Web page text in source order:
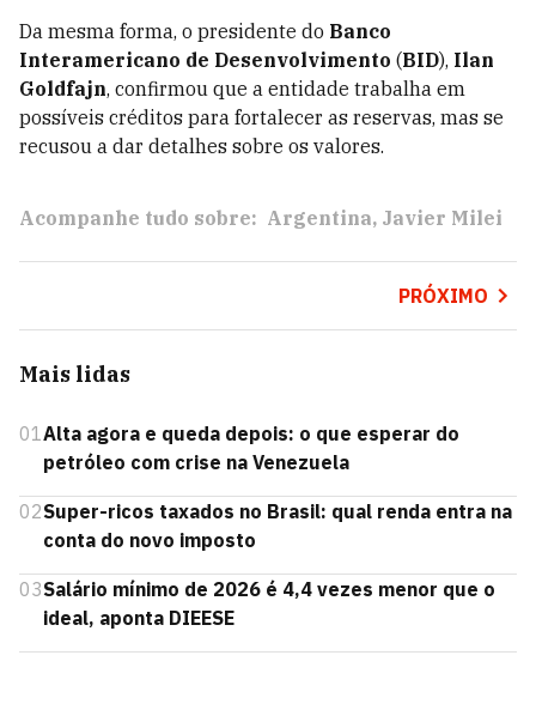
Da mesma forma, o presidente do Banco
Interamericano de Desenvolvimento (BID), Ilan
Goldfajn, confirmou que a entidade trabalha em
possíveis créditos para fortalecer as reservas, mas se
recusou a dar detalhes sobre os valores.
Acompanhe tudo sobre: Argentina Javier Milei
PRÓXIMO
Mais lidas
01 Alta agora e queda depois: o que esperar do
petróleo com crise na Venezuela
02Super-ricos taxados no Brasil: qual renda entra na
conta do novo imposto
03Salário mínimo de 2026 é 4,4 vezes menor que o
ideal, aponta DIEESE